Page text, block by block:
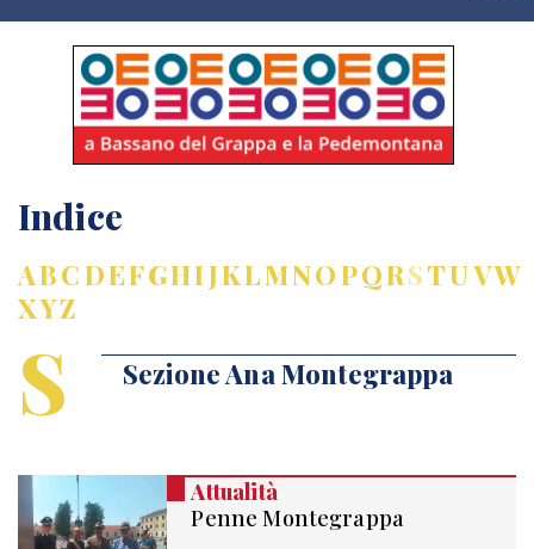
Indice
ABCDEFGHIJKLMNOPQRSTUVW
XYZ
S Sezione Ana Montegrappa
Attualità
Penne Montegrappa